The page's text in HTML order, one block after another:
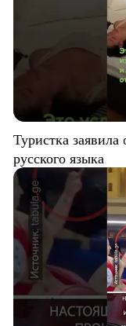
Туристка
русского языка